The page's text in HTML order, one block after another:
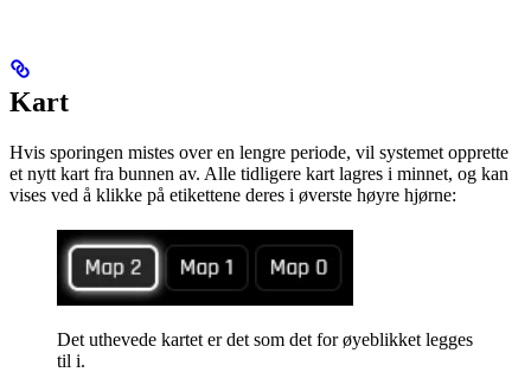
Kart
Hvis sporingen mistes over en lengre periode, vil systemet opprette
et nytt kart fra bunnen av. Alle tidligere kart lagres i minnet, og kan
vises ved å klikke på etikettene deres i øverste høyre hjørne:
Det uthevede kartet er det som det for øyeblikket legges
til i.